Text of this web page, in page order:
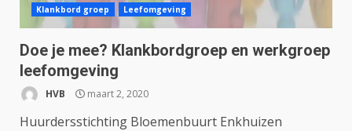
Klankbord groep
Leefomgeving
Doe je mee? Klankbordgroep en werkgroep
leefomgeving
HVB maart 2, 2020
Huurdersstichting Bloemenbuurt Enkhuizen